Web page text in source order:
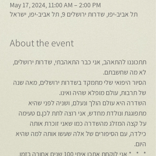
May 17, 2024, 11:00 AM – 2:00 PM
תל אביב-יפו, שדרות ירושלים 9, תל אביב-יפו, ישראל
About the event
תתכוננו להתאהב, אני כבר התאהבתי, שדרות ירושלים,
לא מה שחשבתם.
הסיור היפואי שלי מתמקד בשדרות ירושלים, מאה שנה
של תרבות, עולם מופלא שהיה ואינו.
השדרה היא עולם הולך ונעלם, ושניה לפני שהיא
מתפוגגת ונולדת מחדש, אני רוצה לתת לכן.ם טעימה
על קצה המזלג מהשדרה כמו שאני זוכרת אותה
כילדה, עם הסיפורים של אלה שעשו אותה למה שהיא
היום.
*   *   * אני לוקחת אתכן איתי 100 שנים אחורה בזמן,